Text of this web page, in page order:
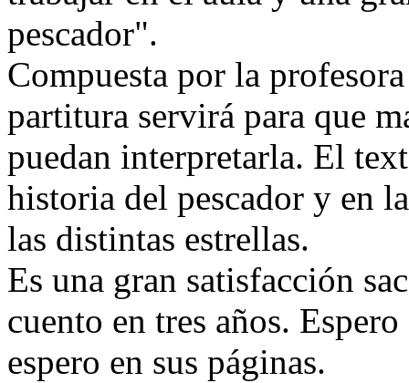
pescador".
Compuesta por la
partitura servirá para que
puedan interpretarla. El
historia del pescador y en
las distintas estrellas.
Es una gran satisfacción
cuento en tres años.
espero en sus páginas.